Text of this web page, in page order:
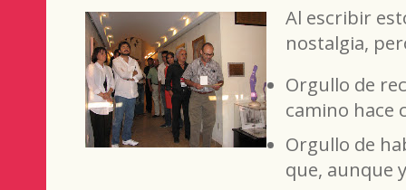
Al escribir
nostalgia,
Orgullo de
camino hace
Orgullo de
que, aunque